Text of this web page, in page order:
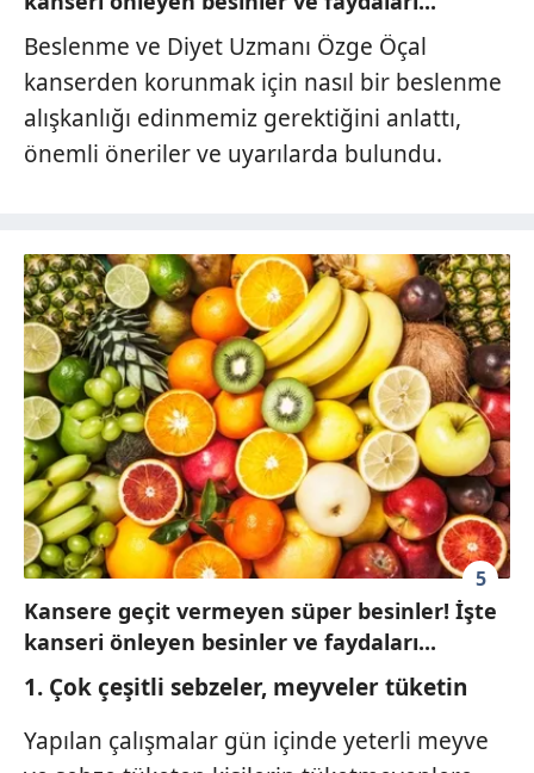
Beslenme ve Diyet Uzmanı Özge Öçal
kanserden korunmak için nasıl bir beslenme
alışkanlığı edinmemiz gerektiğini anlattı,
önemli öneriler ve uyarılarda bulundu.
5
Kansere geçit vermeyen süper besinler! İşte
kanseri önleyen besinler ve faydaları...
1. Çok çeşitli sebzeler, meyveler tüketin
Yapılan çalışmalar gün içinde yeterli meyve